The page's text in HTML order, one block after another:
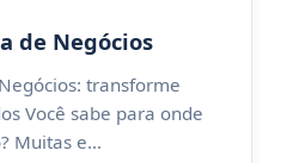
de Negócios
transforme
Você sabe para onde
Muitas e…